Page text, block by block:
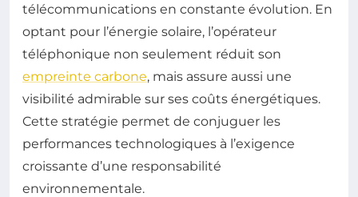
télécommunications en constante évolution. En
optant pour l’énergie solaire, l’opérateur
téléphonique non seulement réduit son
empreinte carbone, mais assure aussi une
visibilité admirable sur ses coûts énergétiques.
Cette stratégie permet de conjuguer les
performances technologiques à l’exigence
croissante d’une responsabilité
environnementale.